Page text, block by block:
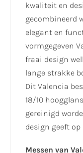
kwaliteit en
gecombineerd
elegant en
vormgegeven
fraai design
lange strakke
Dit Valencia
18/10
gereinigd
design geeft
Messen van